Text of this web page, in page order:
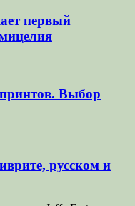
первый
Выбор
русском и